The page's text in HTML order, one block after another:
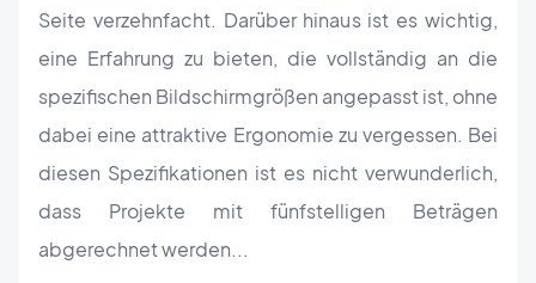
Seite verzehnfacht. Darüber hinaus ist es wichtig,
eine Erfahrung zu bieten, die vollständig an die
spezifischen Bildschirmgrößen angepasst ist, ohne
dabei eine attraktive Ergonomie zu vergessen. Bei
diesen Spezifikationen ist es nicht verwunderlich,
dass Projekte mit fünfstelligen Beträgen
abgerechnet werden...